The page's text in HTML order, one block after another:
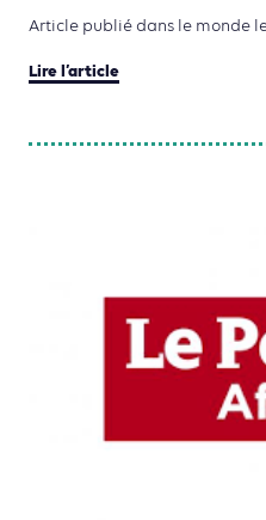
Article publié dans le monde le
Lire l’article